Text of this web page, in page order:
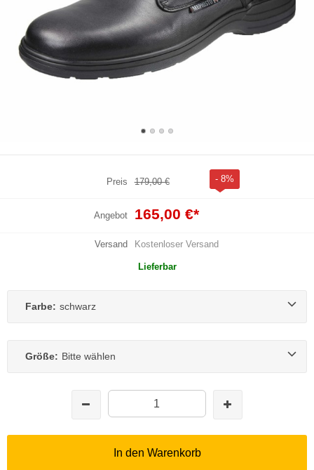
Preis 179,00 € - 8%
Angebot 165,00 €*
Versand Kostenloser Versand
Lieferbar
Farbe: schwarz
Größe: Bitte wählen
In den Warenkorb